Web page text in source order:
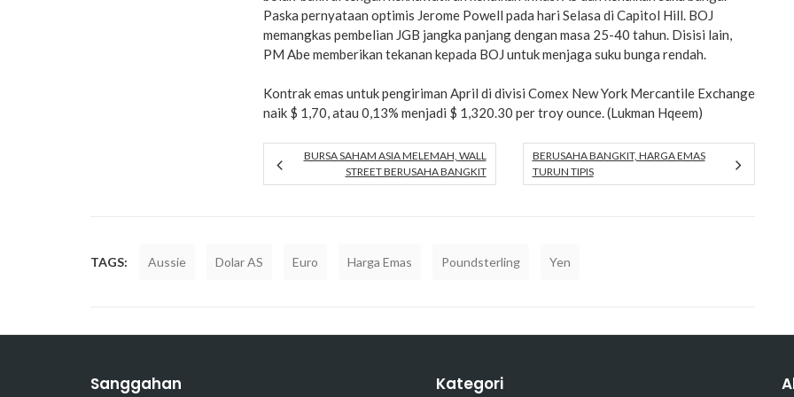
Paska pernyataan optimis Jerome Powell pada hari Selasa di Capitol Hill. BOJ
memangkas pembelian JGB jangka panjang dengan masa 25-40 tahun. Disisi lain,
PM Abe memberikan tekanan kepada BOJ untuk menjaga suku bunga rendah.
Kontrak emas untuk pengiriman April di divisi Comex New York Mercantile Exchange
naik $ 1,70, atau 0,13% menjadi $ 1,320.30 per troy ounce. (Lukman Hqeem)
BURSA SAHAM ASIA MELEMAH, WALL
STREET BERUSAHA BANGKIT
BERUSAHA BANGKIT, HARGA EMAS
TURUN TIPIS
TAGS: Aussie Dolar AS Euro Harga Emas Poundsterling Yen
Sanggahan Kategori